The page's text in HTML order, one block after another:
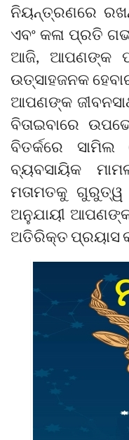
ନିୟନ୍ତ୍ରଣରେ
ଏବଂ କଳା ପ୍ରତି
ଆଜି, ଆପଣଙ୍କ
ଉତ୍ସାହଜନକ
ଆପଣଙ୍କ
ବିତାଇବାରେ
ବିତର୍କରେ
ବ୍ୟବସାୟିକ
ମତାମତକୁ
ଅନୁଯାୟୀ ଆପଣଙ୍କ
ଅତିରିକ୍ତ ପ୍ରୟାସ